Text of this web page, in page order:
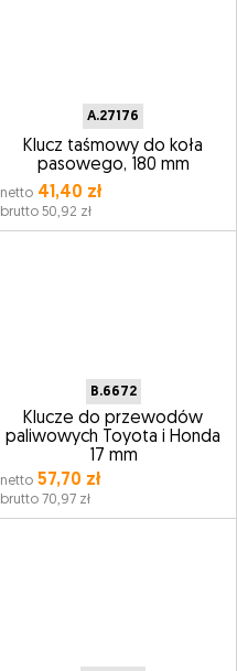
A.27176
Klucz taśmowy do koła
pasowego, 180 mm
netto41,40 zł
brutto 50,92 zł
B.6672
Klucze do przewodów
paliwowych Toyota i Honda
17 mm
netto57,70 zł
brutto 70,97 zł